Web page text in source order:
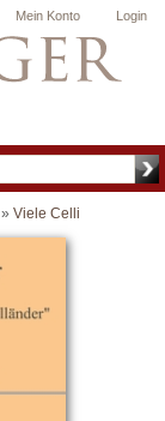
Login
Mein Konto
» Viele Celli